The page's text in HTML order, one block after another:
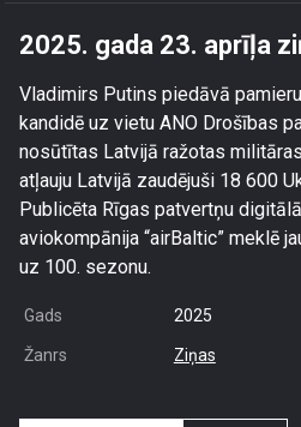
2025. gada 23. aprīļa
Vladimirs Putins piedāvā
kandidē uz vietu ANO Drošības
nosūtītas Latvijā ražotas
atļauju Latvijā zaudējuši 18 600
Publicēta Rīgas patvertņu
aviokompānija “airBaltic” meklē
uz 100. sezonu.
Gads 2025
Žanrs Ziņas